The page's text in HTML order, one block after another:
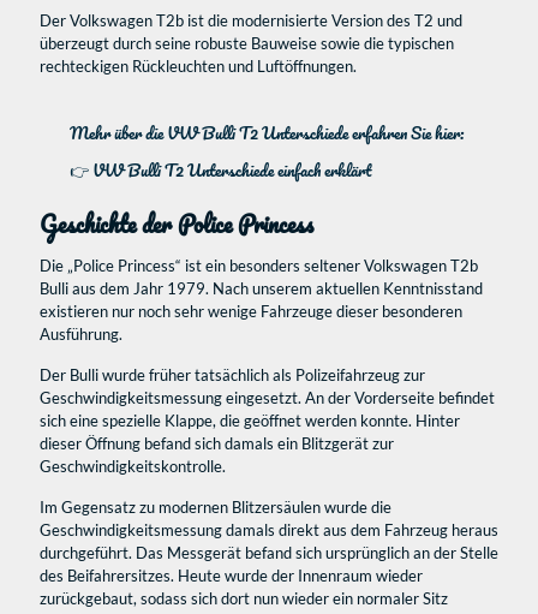
Der Volkswagen T2b ist die modernisierte Version des T2 und
überzeugt durch seine robuste Bauweise sowie die typischen
rechteckigen Rückleuchten und Luftöffnungen.
Mehr über die VW Bulli T2 Unterschiede erfahren Sie hier:
👉VW Bulli T2 Unterschiede einfach erklärt
Geschichte der Police Princess
Die „Police Princess“ ist ein besonders seltener Volkswagen T2b
Bulli aus dem Jahr 1979. Nach unserem aktuellen Kenntnisstand
existieren nur noch sehr wenige Fahrzeuge dieser besonderen
Ausführung.
Der Bulli wurde früher tatsächlich als Polizeifahrzeug zur
Geschwindigkeitsmessung eingesetzt. An der Vorderseite befindet
sich eine spezielle Klappe, die geöffnet werden konnte. Hinter
dieser Öffnung befand sich damals ein Blitzgerät zur
Geschwindigkeitskontrolle.
Im Gegensatz zu modernen Blitzersäulen wurde die
Geschwindigkeitsmessung damals direkt aus dem Fahrzeug heraus
durchgeführt. Das Messgerät befand sich ursprünglich an der Stelle
des Beifahrersitzes. Heute wurde der Innenraum wieder
zurückgebaut, sodass sich dort nun wieder ein normaler Sitz